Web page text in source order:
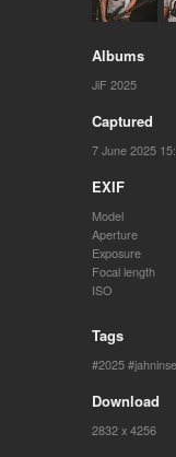
Albums
JiF 2025
Captured
7 June 2025
EXIF
Model
Aperture
Exposure
Focal length
ISO
Tags
2025
Download
2832 x 4256